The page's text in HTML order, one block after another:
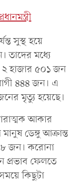
সুস্থ হয়ে
তাদের মধ্যে
২ হাজার ৫০১ জন
৪৪৪ জন। এ
মৃত্যু হয়েছে।
আকার
ডেঙ্গু আক্রান্ত
জন। করোনা
প্রভাব ফেলতে
কিছুটা